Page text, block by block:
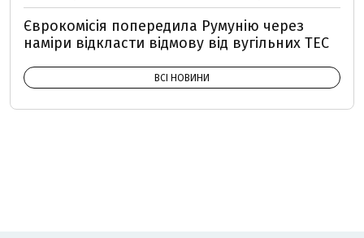
Єврокомісія попередила Румунію через
наміри відкласти відмову від вугільних ТЕС
ВСІ НОВИНИ